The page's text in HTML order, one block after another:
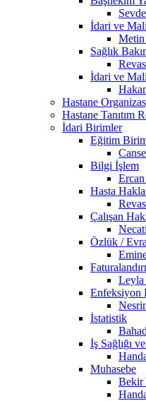
İdari ve
Sağlık
İdari ve Mali
Hastane
Hastane Tanıtım
İdari Birimler
Eğitim
Bilgi İşlem
Hasta
Çalışan
Özlük /
Enfeksiyon
İstatistik
İş Sağlığı
Muhasebe